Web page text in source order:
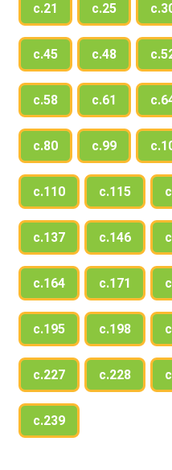
с.21 с.25
с.45 с.48
с.58 с.61
с.80 с.99
с.110 с.115
с.137 с.146
с.164 с.171
с.195 с.198
с.227 с.228
с.239